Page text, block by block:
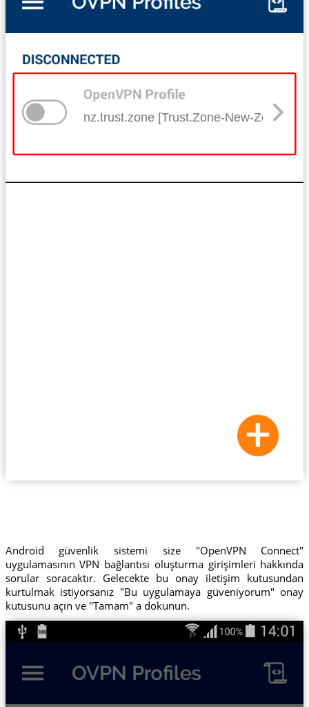
nz.trust.zone [Trust.Zone-New-Zealand]
Android güvenlik sistemi size "OpenVPN Connect"
uygulamasının VPN bağlantısı oluşturma girişimleri hakkında
sorular soracaktır. Gelecekte bu onay iletişim kutusundan
kurtulmak istiyorsanız "Bu uygulamaya güveniyorum" onay
kutusunu açın ve "Tamam" a dokunun.